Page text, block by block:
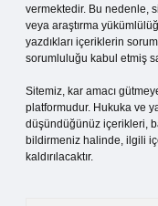
vermektedir. Bu nedenle,
veya araştırma
yazdıkları içeriklerin
sorumluluğu kabul etmiş
Sitemiz, kar amacı
platformudur. Hukuka ve
düşündüğünüz içerikleri,
bildirmeniz halinde, ilgili
kaldırılacaktır.